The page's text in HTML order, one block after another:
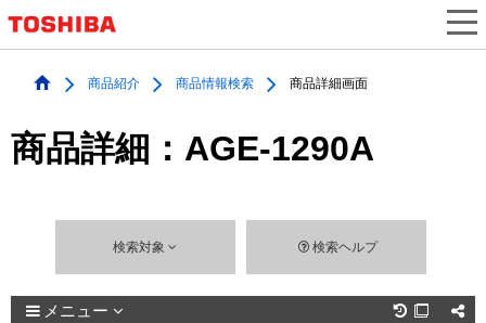
商品紹介 商品情報検索 商品詳細画面
商品詳細：AGE-1290A
検索対象 検索ヘルプ
メニュー 